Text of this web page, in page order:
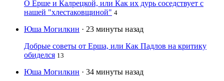
О Ерше и Калрецкой, или Как их дурь соседствует с
нашей "хлестаковщиной" 4
Юша Могилкин · 23 минуты назад
Добрые советы от Ерша, или Как Падлов на критику
обиделся 13
Юша Могилкин · 34 минуты назад